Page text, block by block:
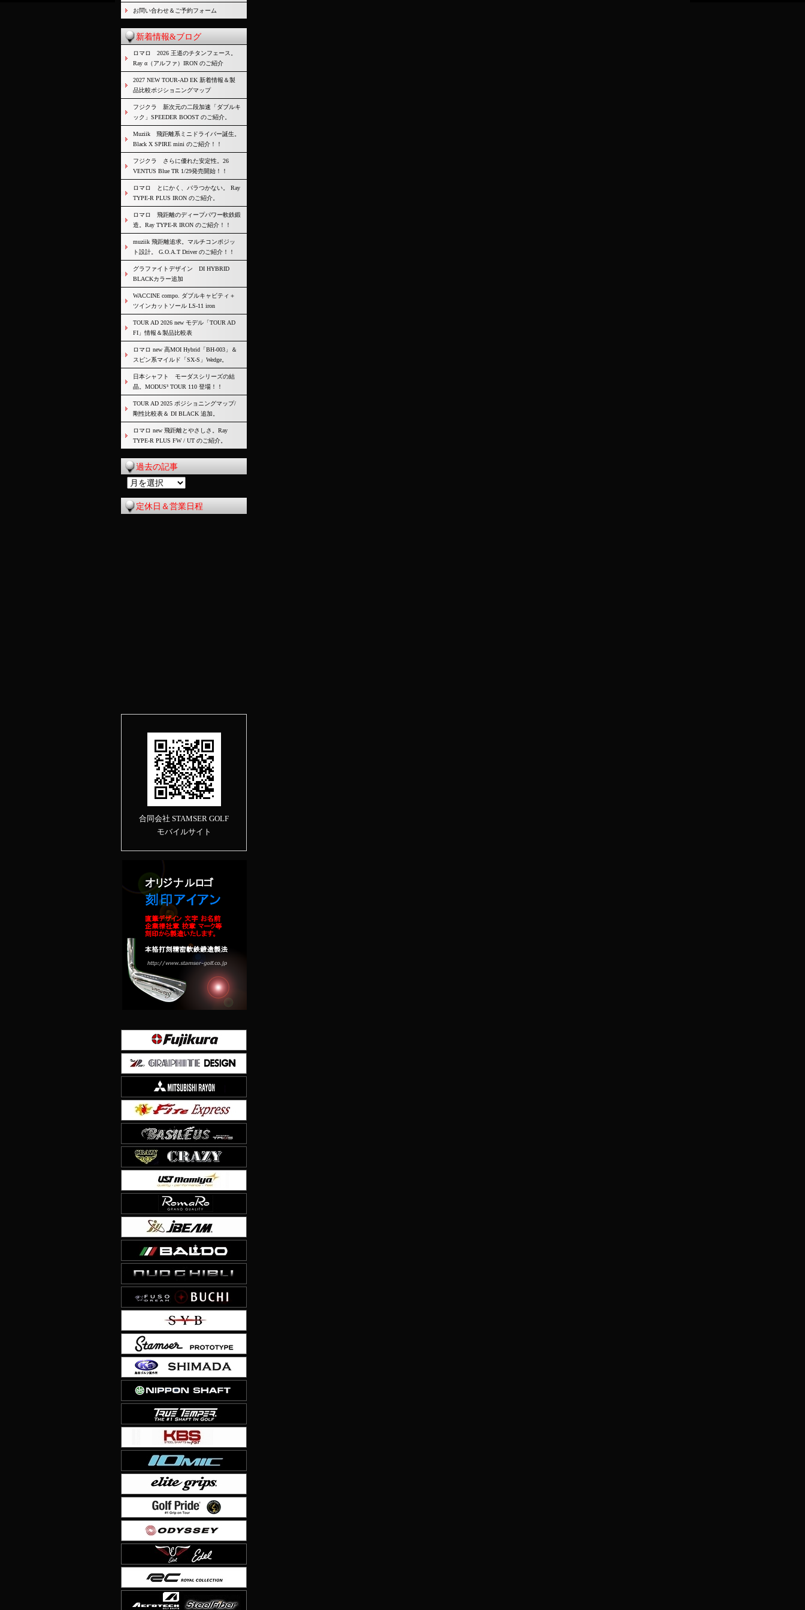
お問い合わせ＆ご予約フォーム
新着情報&ブログ
ロマロ 2026 王道のチタンフェース。
Ray α（アルファ）IRON のご紹介
2027 NEW TOUR-AD EK 新着情報＆製
品比較ポジショニングマップ
フジクラ 新次元の二段加速「ダブルキ
ック」SPEEDER BOOST のご紹介。
Muziik 飛距離系ミニドライバー誕生。
Black X SPIRE mini のご紹介！！
フジクラ さらに優れた安定性。26
VENTUS Blue TR 1/29発売開始！！
ロマロ とにかく、バラつかない。 Ray
TYPE-R PLUS IRON のご紹介。
ロマロ 飛距離のディープパワー軟鉄鍛
造。Ray TYPE-R IRON のご紹介！！
muziik 飛距離追求。マルチコンポジッ
ト設計。 G.O.A.T Driver のご紹介！！
グラファイトデザイン DI HYBRID
BLACKカラー追加
WACCINE compo. ダブルキャビティ＋
ツインカットソール LS-11 iron
TOUR AD 2026 new モデル「TOUR AD
FI」情報＆製品比較表
ロマロ new 高MOI Hybrid「BH-003」＆
スピン系マイルド「SX-S」Wedge。
日本シャフト モーダスシリーズの結
晶。MODUS³ TOUR 110 登場！！
TOUR AD 2025 ポジショニングマップ/
剛性比較表＆ DI BLACK 追加。
ロマロ new 飛距離とやさしさ。Ray
TYPE-R PLUS FW / UT のご紹介。
過去の記事
の
定休日＆営業日程
合同会社 STAMSER GOLF
モバイルサイト